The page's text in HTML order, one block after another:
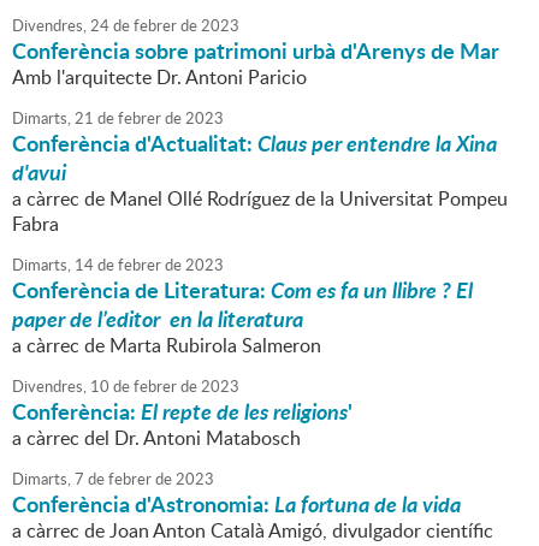
Divendres,24defebrerde2023
Conferència sobre patrimoni urbà d'Arenys de Mar
Amb l'arquitecte Dr. Antoni Paricio
Dimarts,21 defebrerde2023
Conferència d'Actualitat:Claus per entendre la Xina
d'avui
a càrrec de Manel Ollé Rodríguez de la Universitat Pompeu
Fabra
Dimarts, 14defebrerde2023
Conferència de Literatura:Com es fa un llibre ? El
paper de l’editor en la literatura
a càrrec de Marta Rubirola Salmeron
Divendres, 10 defebrerde2023
Conferència:El repte de les religions'
a càrrec del Dr. Antoni Matabosch
Dimarts,7 defebrerde2023
Conferència d'Astronomia:La fortuna de la vida
a càrrec de Joan Anton Català Amigó, divulgador científic